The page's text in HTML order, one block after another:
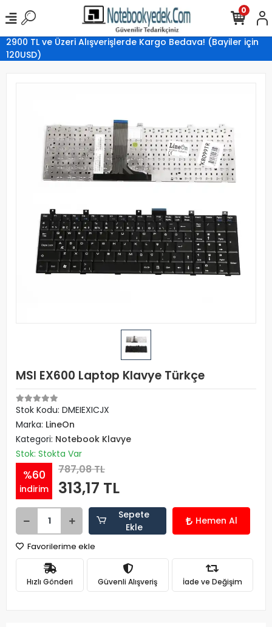
2900 TL ve Üzeri Alışverişlerde Kargo Bedava! (Bayiler için
120USD)
0
MSI EX600 Laptop Klavye Türkçe
Stok Kodu: DMEIEXICJX
Marka: LineOn
Kategori: Notebook Klavye
Stok: Stokta Var
%60
indirim
787,08 TL
313,17 TL
Sepete
Ekle
Hemen Al
Favorilerime ekle
Hızlı Gönderi Güvenli Alışveriş İade ve Değişim